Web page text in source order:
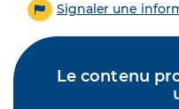
Signaler une
Le contenu